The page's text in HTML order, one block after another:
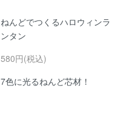
ねんどでつくるハロウィンラ
ンタン
580円(税込)
7色に光るねんど芯材！